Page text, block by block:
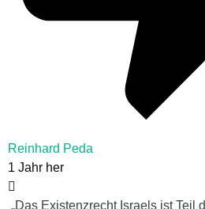
Reinhard Peda
1 Jahr her
„Das Existenzrecht Israels ist Teil